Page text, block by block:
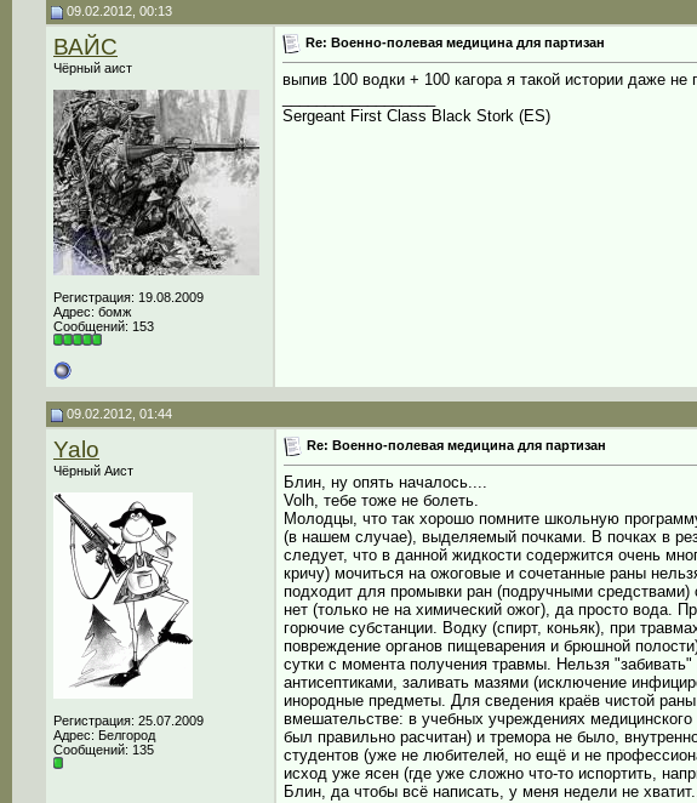
09.02.2012, 00:13
ВАЙС
Чёрный аист
Регистрация: 19.08.2009
Адрес: бомж
Сообщений: 153
Re: Военно-полевая медицина для партизан
выпив 100 водки + 100 кагора я такой истории даже
Sergeant First Class Black Stork (ES)
09.02.2012, 01:44
Yalo
Чёрный Аист
Регистрация: 25.07.2009
Адрес: Белгород
Сообщений: 135
Re: Военно-полевая медицина для партизан
Блин, ну опять началось....
Volh, тебе тоже не болеть.
Молодцы, что так хорошо помните школьную
(в нашем случае), выделяемый почками. В почках в
следует, что в данной жидкости содержится очень
кричу) мочиться на ожоговые и сочетанные раны
подходит для промывки ран (подручными средствами)
нет (только не на химический ожог), да просто вода.
горючие субстанции. Водку (спирт, коньяк), при
повреждение органов пищеварения и брюшной
сутки с момента получения травмы. Нельзя
антисептиками, заливать мазями (исключение
инородные предметы. Для сведения краёв чистой
вмешательстве: в учебных учреждениях
был правильно расчитан) и тремора не было,
студентов (уже не любителей, но ещё и не
исход уже ясен (где уже сложно что-то испортить,
Блин, да чтобы всё написать, у меня недели не